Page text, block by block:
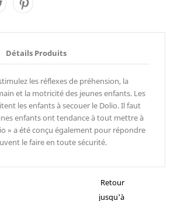
Détails Produits
les réflexes de préhension, la
et la motricité des jeunes enfants. Les
les enfants à secouer le Dolio. Il faut
enfants ont tendance à tout mettre à
» a été conçu également pour répondre
le faire en toute sécurité.
Retour
jusqu'à